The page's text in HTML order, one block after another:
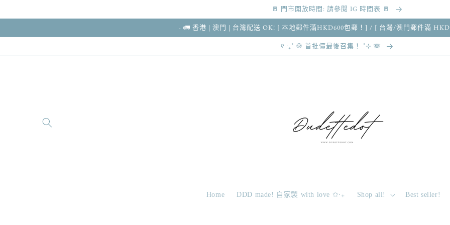
🚪 門市開放時間: 請參閱 IG 時間表 🚪
˖ 🚛 香港 | 澳門 | 台灣配送 OK! [ 本地郵件滿HKD600包郵！] / [ 台灣/澳門郵件滿
୧ ‧₊˚ 🍪 首批價最後召集！ ˚⊹ 🪗
Home DDD made! 自家製 with love ✩‧₊ Shop all! Best seller!